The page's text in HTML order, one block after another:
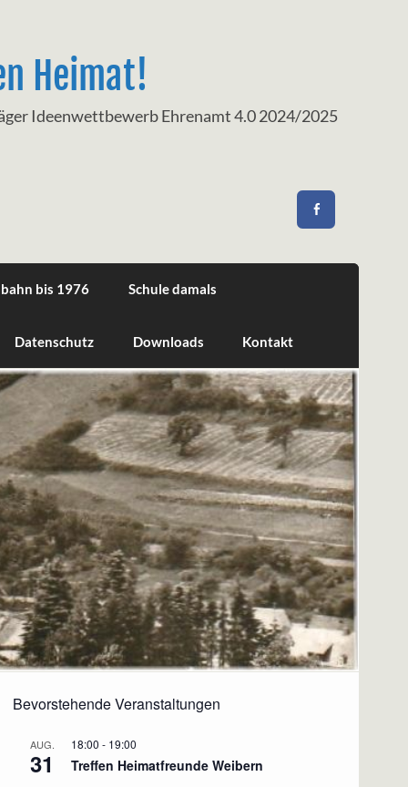
Heimat!
Ideenwettbewerb Ehrenamt 4.0 2024/2025
bis 1976 Schule damals
Datenschutz Downloads Kontakt
Bevorstehende Veranstaltungen
AUG.
31
18:00 - 19:00
Treffen Heimatfreunde Weibern